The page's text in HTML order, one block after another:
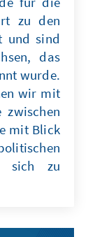
zu den
und sind
das
wurde.
wir mit
zwischen
mit Blick
sich zu